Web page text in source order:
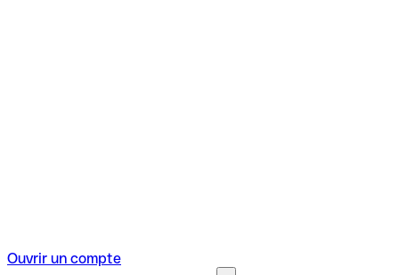
Ouvrir un compte